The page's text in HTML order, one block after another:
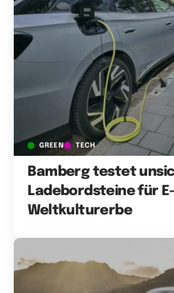
GREEN TECH
Bamberg testet
Ladebordsteine für
Weltkulturerbe